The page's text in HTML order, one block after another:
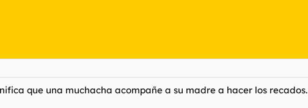
que una muchacha acompañe a su madre a hacer los recados.